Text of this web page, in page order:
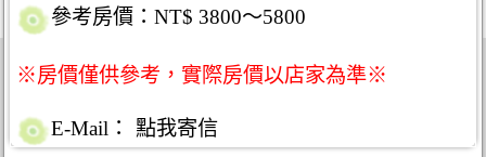
參考房價：NT$ 3800～5800
※房價僅供參考，實際房價以店家為準※
E-Mail： 點我寄信